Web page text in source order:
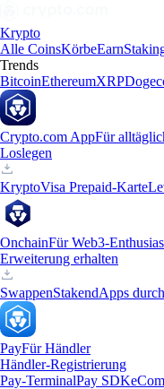
Krypto
Alle CoinsKörbeEarn
Trends
BitcoinEthereumXRP
Crypto.com AppFür
Loslegen
KryptoVisa Prepaid-Karte
OnchainFür Web3-
Erweiterung erhalten
SwappenStakendApps
PayFür Händler
Händler-Registrierung
Pay-TerminalPay SDK